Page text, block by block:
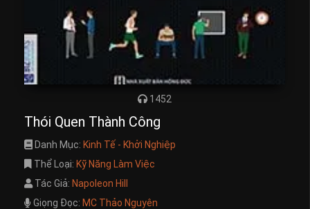
1452
Thói Quen Thành Công
Danh Mục: Kinh Tế - Khởi Nghiệp
Thể Loại: Kỹ Năng Làm Việc
Tác Giả: Napoleon Hill
Giọng Đọc: MC Thảo Nguyên